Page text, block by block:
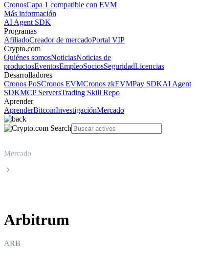
CronosCapa 1 compatible con EVM
Más información
AI Agent SDK
Programas
AfiliadoCreador de mercadoPortal VIP
Crypto.com
Quiénes somosNoticiasNoticias de
productosEventosEmpleoSociosSeguridadLicencias
Desarrolladores
Cronos PoSCronos EVMCronos zkEVMPay SDKAI Agent
SDKMCP ServersTrading Skill Repo
Aprender
AprenderBitcoinInvestigaciónMercado
Mercado
Arbitrum
ARB